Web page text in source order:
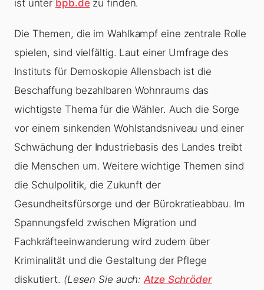
ist unter bpb.dezu finden.
Die Themen, die im Wahlkampf eine zentrale Rolle
spielen, sind vielfältig. Laut einer Umfrage des
Instituts für Demoskopie Allensbach ist die
Beschaffung bezahlbaren Wohnraums das
wichtigste Thema für die Wähler. Auch die Sorge
vor einem sinkenden Wohlstandsniveau und einer
Schwächung der Industriebasis des Landes treibt
die Menschen um. Weitere wichtige Themen sind
die Schulpolitik, die Zukunft der
Gesundheitsfürsorge und der Bürokratieabbau. Im
Spannungsfeld zwischen Migration und
Fachkräfteeinwanderung wird zudem über
Kriminalität und die Gestaltung der Pflege
diskutiert. (Lesen Sie auch:Atze Schröder